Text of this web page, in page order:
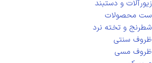
زیورآلات و دستبند
ست محصولات
شطرنج و تخته نرد
ظروف سنتی
ظروف مسی